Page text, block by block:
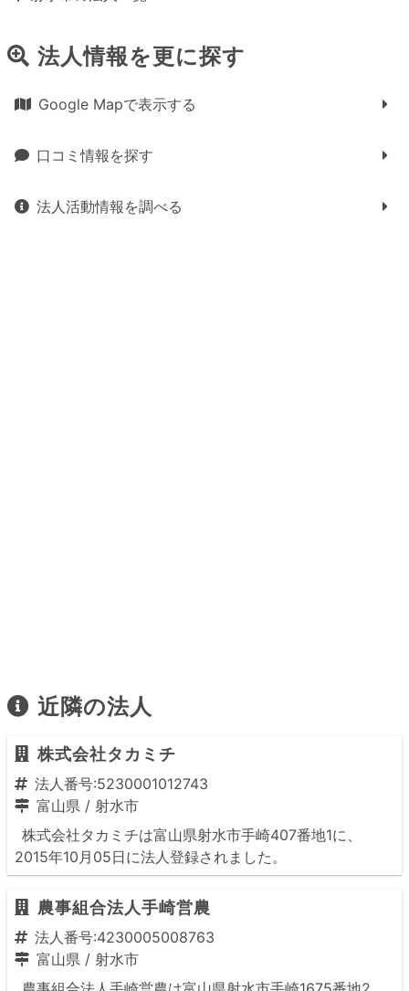
法人情報を更に探す
Google Mapで表示する
口コミ情報を探す
法人活動情報を調べる
近隣の法人
株式会社タカミチ
法人番号:5230001012743
富山県 / 射水市
株式会社タカミチは富山県射水市手崎407番地1に、
2015年10月05日に法人登録されました。
農事組合法人手崎営農
法人番号:4230005008763
富山県 / 射水市